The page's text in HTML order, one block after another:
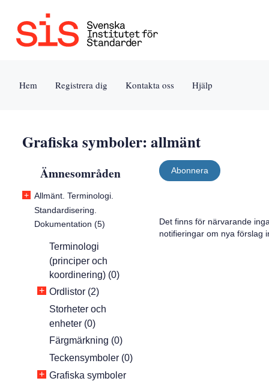
Jump
Tillgänglighet
Användarvillkor
Hem Registrera dig Kontakta oss Hjälp
Grafiska symboler: allmänt
Ämnesområden
+ Allmänt. Terminologi.
Standardisering.
Dokumentation (5)
Terminologi
(principer och
koordinering) (0)
+ Ordlistor (2)
Storheter och
enheter (0)
Färgmärkning (0)
Teckensymboler (0)
+ Grafiska symboler
Abonnera
Det finns för närvarande
notifieringar om nya förslag